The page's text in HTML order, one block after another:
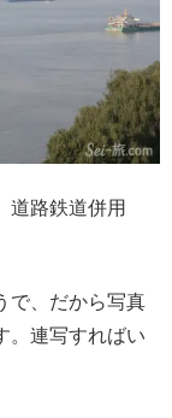
道路鉄道併用
で、だから写真
。連写すればい